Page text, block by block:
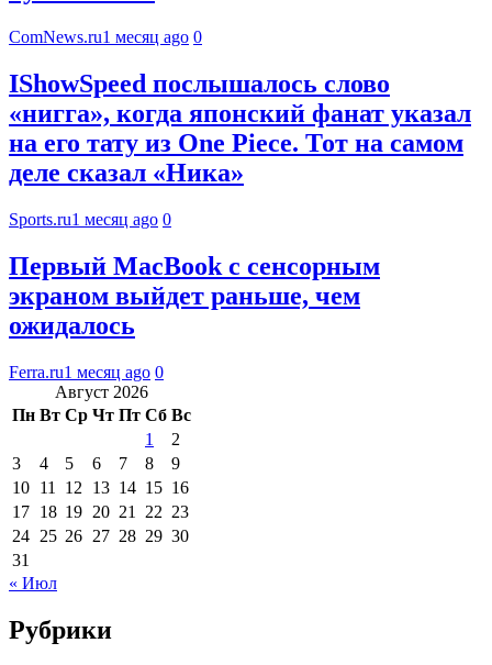
ComNews.ru1 месяц ago 0
IShowSpeed послышалось слово
«нигга», когда японский фанат указал
на его тату из One Piece. Тот на самом
деле сказал «Ника»
Sports.ru1 месяц ago 0
Первый MacBook с сенсорным
экраном выйдет раньше, чем
ожидалось
Ferra.ru1 месяц ago 0
Август 2026
Пн Вт Ср Чт Пт Сб Вс
1
2
3
4 5 6 7 8
9
10 11 12 13 14 15 16
17 18 19 20 21 22 23
24 25 26 27 28 29 30
31
« Июл
Рубрики